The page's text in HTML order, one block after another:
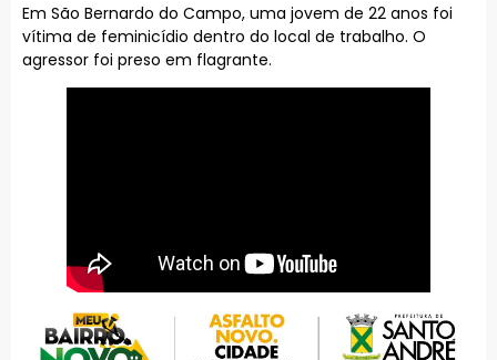
Em São Bernardo do Campo, uma jovem de 22 anos foi
vítima de feminicídio dentro do local de trabalho. O
agressor foi preso em flagrante.